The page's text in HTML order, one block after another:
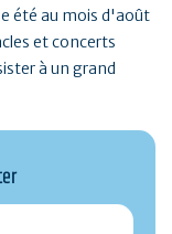
été au mois d'août
et concerts
à un grand